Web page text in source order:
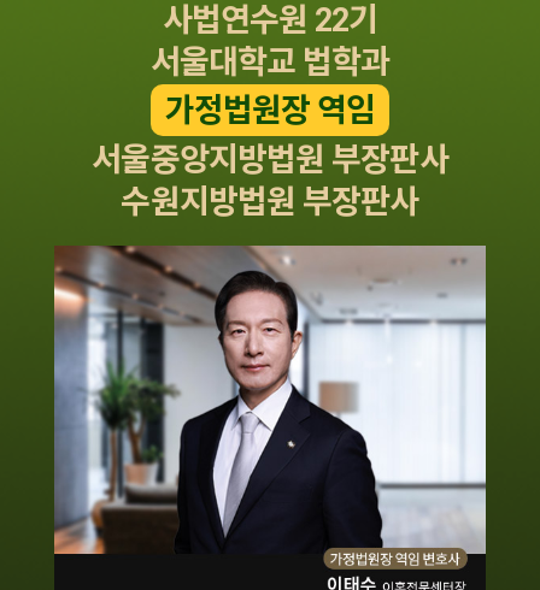
사법연수원 22기
서울대학교 법학과
가정법원장 역임
서울중앙지방법원 부장판사
수원지방법원 부장판사